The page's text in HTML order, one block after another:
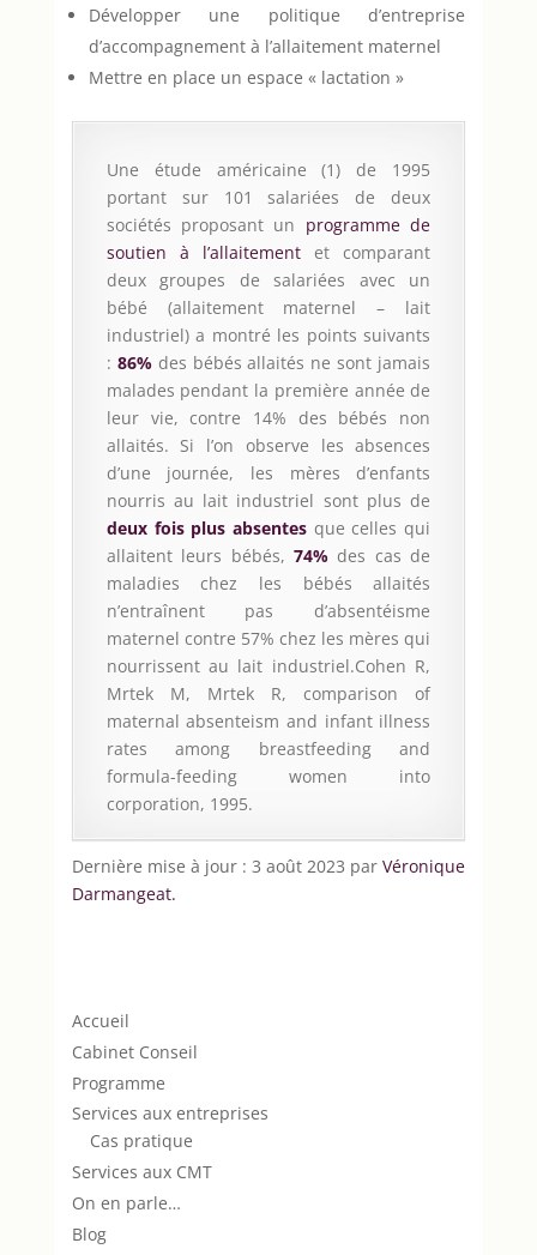
Développer une politique d’entreprise
d’accompagnement à l’allaitement maternel
Mettre en place un espace « lactation »
Une étude américaine (1) de 1995
portant sur 101 salariées de deux
sociétés proposant un programme de
soutien à l’allaitement et comparant
deux groupes de salariées avec un
bébé (allaitement maternel – lait
industriel) a montré les points suivants
: 86%des bébés allaités ne sont jamais
malades pendant la première année de
leur vie, contre 14% des bébés non
allaités. Si l’on observe les absences
d’une journée, les mères d’enfants
nourris au lait industriel sont plus de
deux fois plus absentes que celles qui
allaitent leurs bébés, 74% des cas de
maladies chez les bébés allaités
n’entraînent pas d’absentéisme
maternel contre 57% chez les mères qui
nourrissent au lait industriel.Cohen R,
Mrtek M, Mrtek R, comparison of
maternal absenteism and infant illness
rates among breastfeeding and
formula-feeding women into
corporation, 1995.
Dernière mise à jour : 3 août 2023 parVéronique
Darmangeat.
Accueil
Cabinet Conseil
Programme
Services aux entreprises
Cas pratique
Services aux CMT
On en parle…
Blog